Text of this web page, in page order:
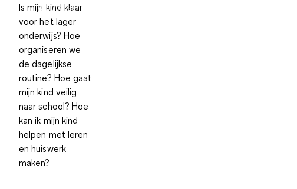
eerste schooljaren
Is mijn kind klaar
voor het lager
onderwijs? Hoe
organiseren we
de dagelijkse
routine? Hoe gaat
mijn kind veilig
naar school? Hoe
kan ik mijn kind
helpen met leren
en huiswerk
maken?